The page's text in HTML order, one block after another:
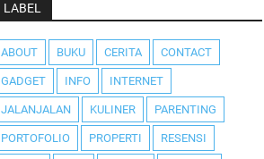
LABEL
ABOUT BUKU CERITA CONTACT
GADGET INFO INTERNET
JALANJALAN KULINER PARENTING
PORTOFOLIO PROPERTI RESENSI